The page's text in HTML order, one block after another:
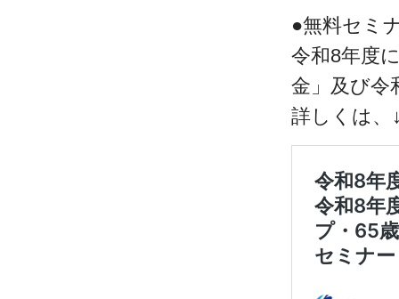
●無料セミ
令和8年度
金」及び令
詳しくは、